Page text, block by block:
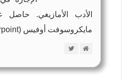
الأدب الأمازيغي.
مايكروسوفت أوفيس (MOS: Word, Powerpoint).